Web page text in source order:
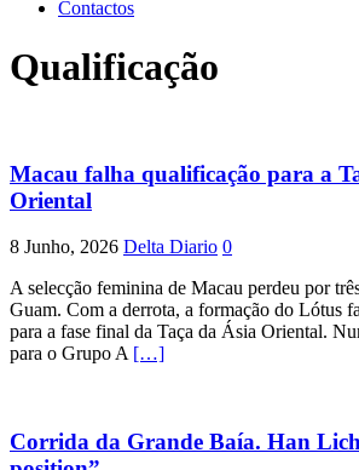
Contactos
Qualificação
Macau falha qualificação para a
Oriental
8 Junho, 2026 Delta Diario 0
A selecção feminina de Macau perdeu por
Guam. Com a derrota, a formação do Lótus
para a fase final da Taça da Ásia Oriental.
para o Grupo A […]
Corrida da Grande Baía. Han